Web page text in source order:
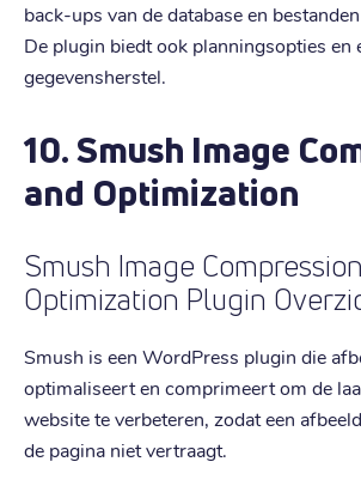
back-ups van de database en
De plugin biedt ook planningsopties en
gegevensherstel.
10. Smush Image
and Optimization
Smush Image
Optimization Plugin
Smush is een WordPress plugin die
optimaliseert en comprimeert om de
website te verbeteren, zodat een
de pagina niet vertraagt.